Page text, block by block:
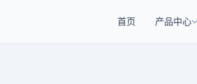
首页 产品中心